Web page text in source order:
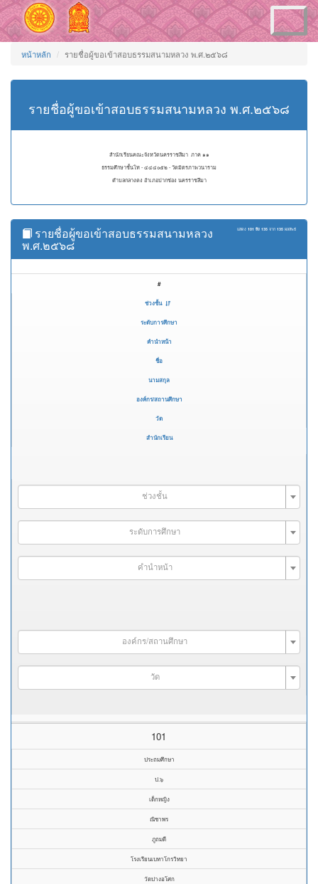
Toggle
navigation
หน้าหลัก รายชื่อผู้ขอเข้าสอบธรรมสนามหลวง พ.ศ.๒๕๖๘
รายชื่อผู้ขอเข้าสอบธรรมสนามหลวง พ.ศ.๒๕๖๘
สำนักเรียนคณะจังหวัดนครราชสีมา ภาค ๑๑
ธรรมศึกษาชั้นโท - ๔๔๔๐๕๒ - วัดมิตรภาพวนาราม
ตำบลกลางดง อำเภอปากช่อง นครราชสีมา
แสดง 101 ถึง 135 จาก 135 ผลลัพธ์
รายชื่อผู้ขอเข้าสอบธรรมสนามหลวง
พ.ศ.๒๕๖๘
#
ช่วงชั้น
ระดับการศึกษา
คำนำหน้า
ชื่อ
นามสกุล
องค์กร/สถานศึกษา
วัด
สำนักเรียน
ช่วงชั้น
ระดับการศึกษา
คำนำหน้า
องค์กร/สถานศึกษา
วัด
101
ประถมศึกษา
ป.๖
เด็กหญิง
ณิชาพร
ภูถมดี
โรงเรียนเบทาโกรวิทยา
วัดปางอโศก